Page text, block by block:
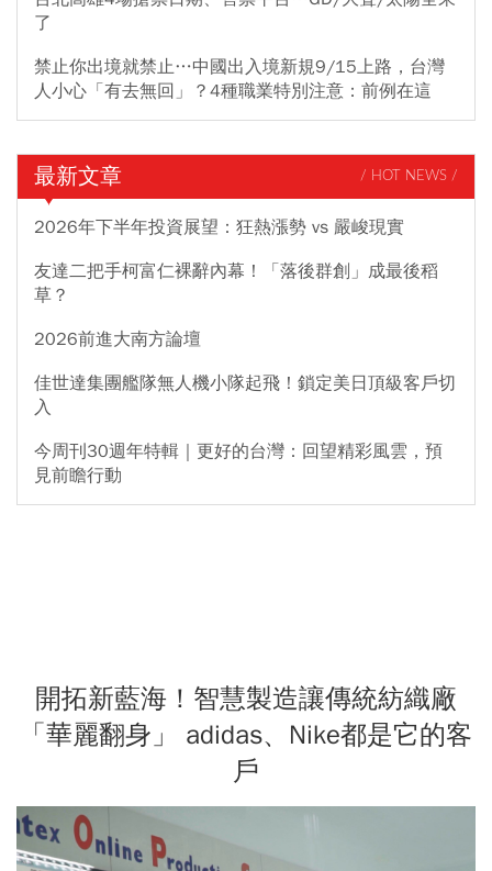
了
禁止你出境就禁止…中國出入境新規9/15上路，台灣
人小心「有去無回」？4種職業特別注意：前例在這
最新文章 / HOT NEWS /
2026年下半年投資展望：狂熱漲勢 vs 嚴峻現實
友達二把手柯富仁裸辭內幕！「落後群創」成最後稻
草？
2026前進大南方論壇
佳世達集團艦隊無人機小隊起飛！鎖定美日頂級客戶切
入
今周刊30週年特輯｜更好的台灣：回望精彩風雲，預
見前瞻行動
開拓新藍海！智慧製造讓傳統紡織廠
「華麗翻身」 adidas、Nike都是它的客
戶